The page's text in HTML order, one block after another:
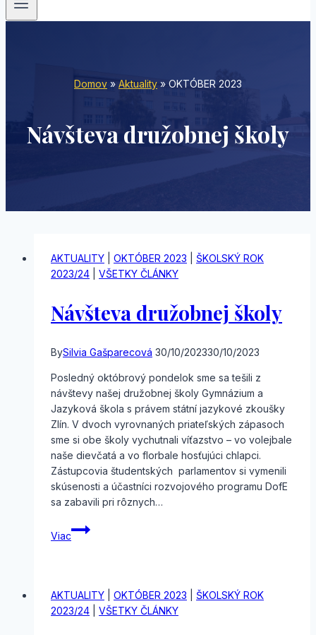
Domov » Aktuality » OKTÓBER 2023
Návšteva družobnej školy
AKTUALITY OKTÓBER 2023
ŠKOLSKÝ ROK
2023/24
VŠETKY ČLÁNKY
Návšteva družobnej školy
BySilvia Gašparecová 30/10/202330/10/2023
Posledný októbrový pondelok sme sa tešili z
návštevy našej družobnej školy Gymnázium a
Jazyková škola s právem státní jazykové zkoušky
Zlín. V dvoch vyrovnaných priateľských zápasoch
sme si obe školy vychutnali víťazstvo – vo volejbale
naše dievčatá a vo florbale hosťujúci chlapci.
Zástupcovia študentských parlamentov si vymenili
skúsenosti a účastníci rozvojového programu DofE
sa zabavili pri rôznych…
Viac
Návšteva
družobnej
AKTUALITY OKTÓBER 2023
ŠKOLSKÝ ROK
2023/24
VŠETKY ČLÁNKY